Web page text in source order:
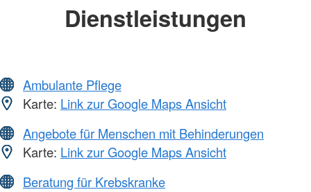
Dienstleistungen
Ambulante Pflege
Karte: Link zur Google Maps Ansicht
Angebote für Menschen mit Behinderungen
Karte: Link zur Google Maps Ansicht
Beratung für Krebskranke